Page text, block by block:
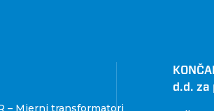
– Mjerni transformatori
d.d. za